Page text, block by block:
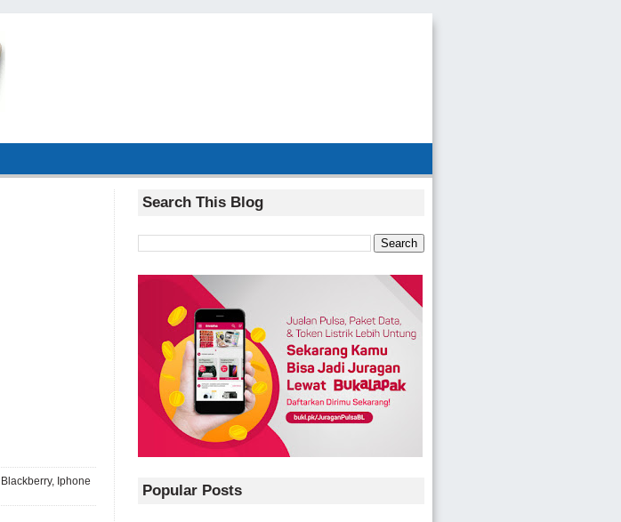
Iphone
Search This Blog
Popular Posts